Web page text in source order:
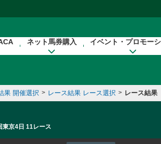
ネット馬券購入 イベント・プロモー
果 開催選択 > レース結果 レース選択 > レース結果
京4日 11レース